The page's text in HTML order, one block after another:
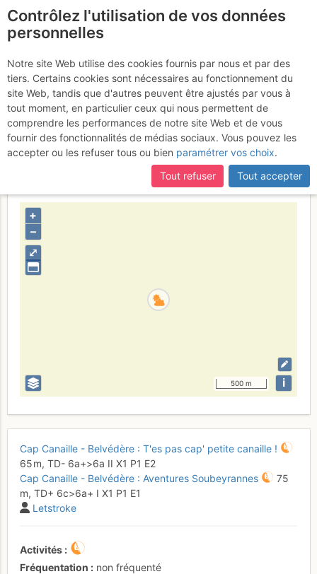
Cap Canaille -
Belvédère : T'es pas cap' +
Aventures Soubeyrannes
Mercredi 29 mars 2017
Bouches-du-Rhône Provence Calanques
⤢
+
–
500 m i
Cap Canaille - Belvédère : T'es pas cap' petite canaille !
65 m, TD- 6a+>6a II X1 P1 E2
Cap Canaille - Belvédère : Aventures Soubeyrannes
75
m, TD+ 6c>6a+ I X1 P1 E1
Letstroke
Activités
Fréquentation
non fréquenté
Contrôlez l'utilisation de vos données
personnelles
Notre site Web utilise des cookies fournis par nous et par des
tiers. Certains cookies sont nécessaires au fonctionnement du
site Web, tandis que d'autres peuvent être ajustés par vous à
tout moment, en particulier ceux qui nous permettent de
comprendre les performances de notre site Web et de vous
fournir des fonctionnalités de médias sociaux. Vous pouvez les
accepter ou les refuser tous ou bien paramétrer vos choix.
Tout refuser
Tout accepter